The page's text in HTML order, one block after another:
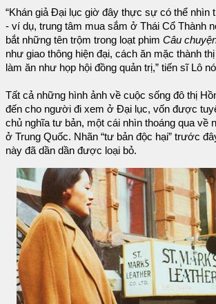
“Khán giả Đại lục giờ đây thực sự có thể nhìn
- ví dụ, trung tâm mua sắm ở Thái Cổ Thành
bắt những tên trộm trong loạt phim Câu
như giao thông hiện đại, cách ăn mặc thành
làm ăn như họp hội đồng quản trị,” tiến sĩ Lô
Tất cả những hình ảnh về cuộc sống đô thị
đến cho người đi xem ở Đại lục, vốn được
chủ nghĩa tư bản, một cái nhìn thoáng qua về
ở Trung Quốc. Nhãn “tư bản độc hại” trước
này đã dần dần được loại bỏ.